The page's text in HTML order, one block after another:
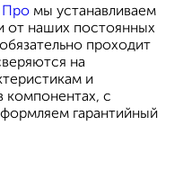
Про мы устанавливаем
от наших постоянных
проходит
на
и
компонентах, с
гарантийный